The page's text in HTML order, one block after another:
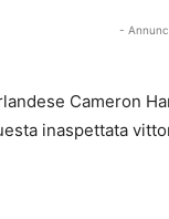
-
Cameron
inaspettata